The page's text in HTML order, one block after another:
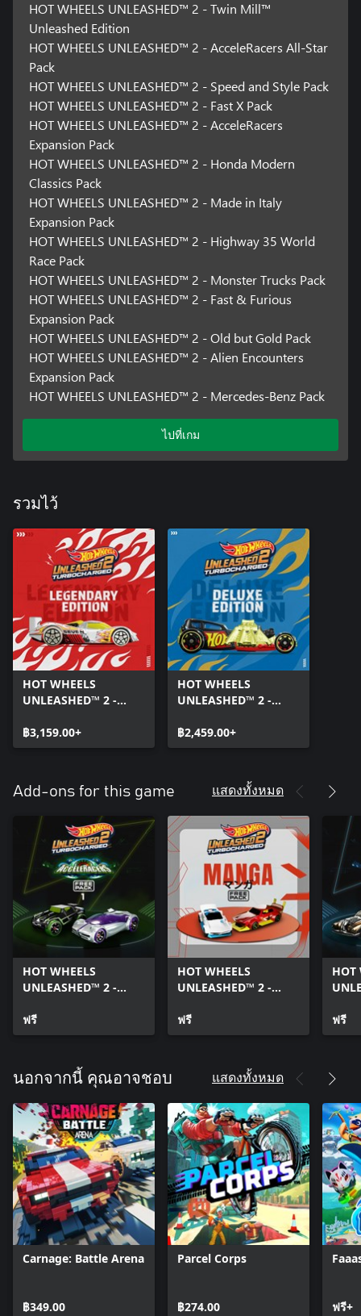
HOT WHEELS UNLEASHED™ 2 - Twin Mill™
Unleashed Edition
HOT WHEELS UNLEASHED™ 2 - AcceleRacers All-Star
Pack
HOT WHEELS UNLEASHED™ 2 - Speed and Style Pack
HOT WHEELS UNLEASHED™ 2 - Fast X Pack
HOT WHEELS UNLEASHED™ 2 - AcceleRacers
Expansion Pack
HOT WHEELS UNLEASHED™ 2 - Honda Modern
Classics Pack
HOT WHEELS UNLEASHED™ 2 - Made in Italy
Expansion Pack
HOT WHEELS UNLEASHED™ 2 - Highway 35 World
Race Pack
HOT WHEELS UNLEASHED™ 2 - Monster Trucks Pack
HOT WHEELS UNLEASHED™ 2 - Fast & Furious
Expansion Pack
HOT WHEELS UNLEASHED™ 2 - Old but Gold Pack
HOT WHEELS UNLEASHED™ 2 - Alien Encounters
Expansion Pack
HOT WHEELS UNLEASHED™ 2 - Mercedes-Benz Pack
ไปที่เกม
รวมไว้
HOT WHEELS
UNLEASHED™ 2 -
Legendary Edition
฿3,159.00+
HOT WHEELS
UNLEASHED™ 2 -
Deluxe Edition
฿2,459.00+
Add-ons for this game แสดงทั้งหมด
HOT WHEELS
UNLEASHED™ 2 -
Pack 1
ฟรี
HOT WHEELS
UNLEASHED™ 2 -
ฟรี
HOT
ฟรี
นอกจากนี้ คุณอาจชอบ แสดงทั้งหมด
Carnage: Battle Arena
฿349.00
Parcel Corps
฿274.00 ฟรี+